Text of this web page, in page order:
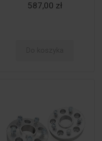
587,00 zł